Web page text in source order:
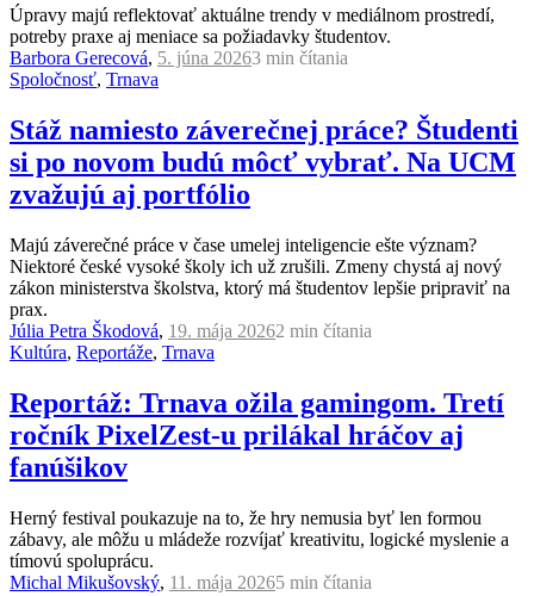
Úpravy majú reflektovať aktuálne trendy v mediálnom prostredí,
potreby praxe aj meniace sa požiadavky študentov.
Barbora Gerecová, 5. júna 20263 min čítania
Spoločnosť, Trnava
Stáž namiesto záverečnej práce? Študenti
si po novom budú môcť vybrať. Na UCM
zvažujú aj portfólio
Majú záverečné práce v čase umelej inteligencie ešte význam?
Niektoré české vysoké školy ich už zrušili. Zmeny chystá aj nový
zákon ministerstva školstva, ktorý má študentov lepšie pripraviť na
prax.
Júlia Petra Škodová, 19. mája 20262 min čítania
Kultúra, Reportáže, Trnava
Reportáž: Trnava ožila gamingom. Tretí
ročník PixelZest-u prilákal hráčov aj
fanúšikov
Herný festival poukazuje na to, že hry nemusia byť len formou
zábavy, ale môžu u mládeže rozvíjať kreativitu, logické myslenie a
tímovú spoluprácu.
Michal Mikušovský, 11. mája 20265 min čítania